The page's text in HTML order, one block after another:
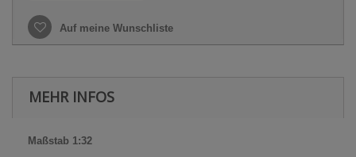
Auf meine Wunschliste
MEHR INFOS
Maßstab 1:32